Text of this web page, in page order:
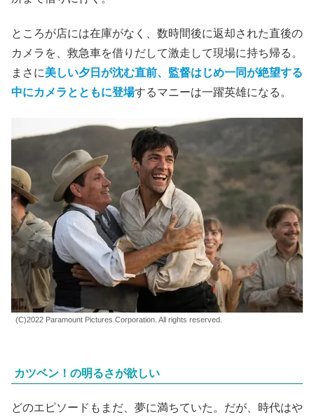
ところが店には在庫がなく、数時間後に返却された直後の
カメラを、救急車を借りだして激走して現場に持ち帰る。
まさに美しい夕日が沈む直前、監督はじめ一同が絶望する
中にカメラとともに登場するマニーは一躍英雄になる。
(C)2022 Paramount Pictures Corporation. All rights reserved.
カツベン！の明るさが欲しい
どのエピソードもまだ、夢に満ちていた。だが、時代はや